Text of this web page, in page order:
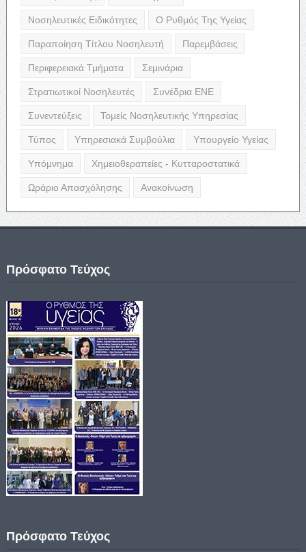
Νοσηλευτικές Ειδικότητες Ο Ρυθμός Της Υγείας
Παραποίηση Τίτλου Νοσηλευτή Παρεμβάσεις
Περιφερειακά Τμήματα Σεμινάρια
Στρατιωτικοί Νοσηλευτές Συνέδρια ΕΝΕ
Συνεντεύξεις Τομείς Νοσηλευτικής Υπηρεσίας
Τύπος Υπηρεσιακά Συμβούλια Υπουργείο Υγείας
Υπόμνημα Χημειοθεραπείες - Κυτταροστατικά
Ωράριο Απασχόλησης Ανακοίνωση
Πρόσφατο Τεύχος
Πρόσφατο Τεύχος